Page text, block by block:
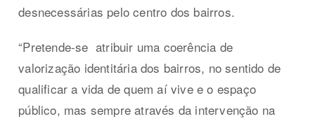
desnecessárias pelo centro dos bairros.
“Pretende-se atribuir uma coerência de
valorização identitária dos bairros, no sentido de
qualificar a vida de quem aí vive e o espaço
público, mas sempre através da intervenção na